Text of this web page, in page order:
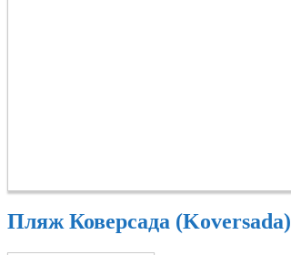
Пляж Коверсада (Koversada)